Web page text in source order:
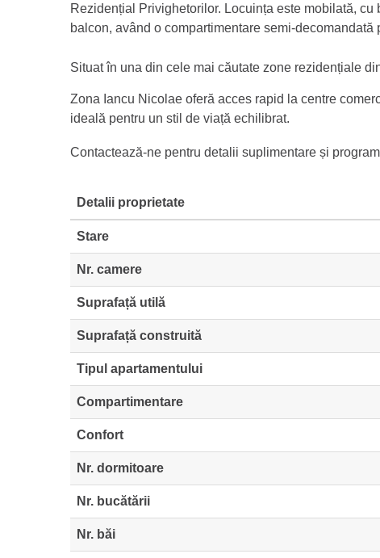
Rezidențial Privighetorilor. Locuința este mobilată,
balcon, având o compartimentare semi-decomandată
Situat în una din cele mai căutate zone rezidențiale
Zona Iancu Nicolae oferă acces rapid la centre
ideală pentru un stil de viață echilibrat.
Contactează-ne pentru detalii suplimentare și
Detalii proprietate
Stare
Nr. camere
Suprafață utilă
Suprafață construită
Tipul apartamentului
Compartimentare
Confort
Nr. dormitoare
Nr. bucătării
Nr. băi